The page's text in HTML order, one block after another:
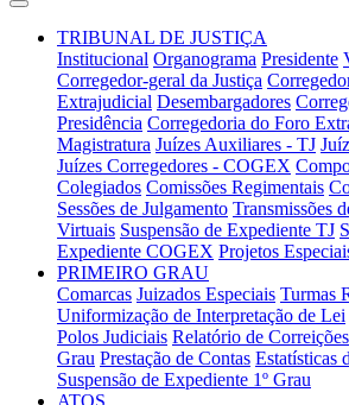
TRIBUNAL DE JUSTIÇA
Institucional Organograma Presidente
Corregedor-geral da Justiça
Extrajudicial Desembargadores
Presidência Corregedoria do Foro
Magistratura Juízes Auxiliares - TJ
Juízes Corregedores - COGEX
Colegiados Comissões Regimentais
Sessões de Julgamento Transmissões
Virtuais Suspensão de Expediente TJ
Expediente COGEX Projetos
PRIMEIRO GRAU
Comarcas Juizados Especiais Turmas
Uniformização de Interpretação de Lei
Polos Judiciais Relatório de Correições
Grau Prestação de Contas Estatísticas
Suspensão de Expediente 1º Grau
ATOS